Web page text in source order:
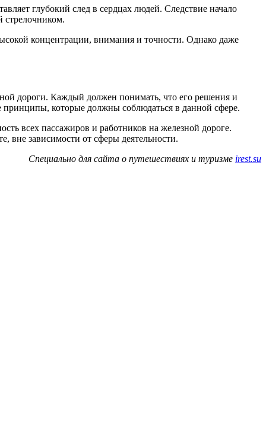
глубокий след в сердцах людей. Следствие начало
стрелочником.
концентрации, внимания и точности. Однако даже
дороги. Каждый должен понимать, что его решения и
которые должны соблюдаться в данной сфере.
всех пассажиров и работников на железной дороге.
вне зависимости от сферы деятельности.
Специально для сайта о путешествиях и туризме irest.su